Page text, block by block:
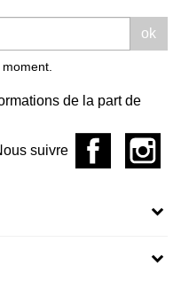
ok
de la part de
suivre